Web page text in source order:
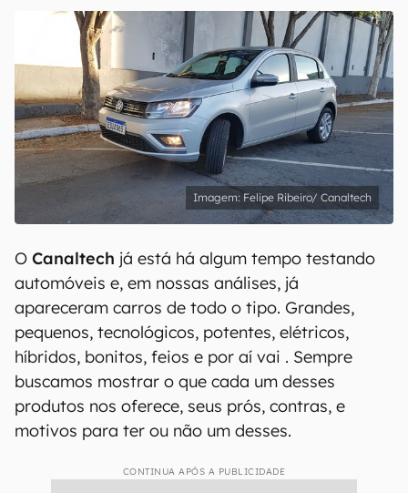
Uso e Política de Privacidade do Canaltech.
Felipe Ribeiro/ Canaltech
O Canaltech já está há algum tempo testando
automóveis e, em nossas análises, já
apareceram carros de todo o tipo. Grandes,
pequenos, tecnológicos, potentes, elétricos,
híbridos, bonitos, feios e por aí vai . Sempre
buscamos mostrar o que cada um desses
produtos nos oferece, seus prós, contras, e
motivos para ter ou não um desses.
CONTINUA APÓS A PUBLICIDADE